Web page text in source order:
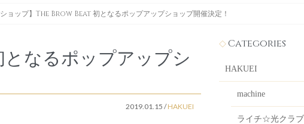
ョップ】The Brow Beat 初となるポップアップショップ開催決定！
となるポップアップシ
2019.01.15 /HAKUEI
Categories
HAKUEI
machine
ライチ☆光クラブ